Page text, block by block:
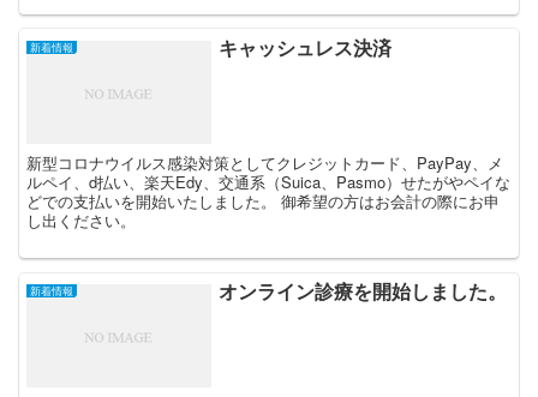
新着情報 キャッシュレス決済
新型コロナウイルス感染対策としてクレジットカード、PayPay、メ
ルペイ、d払い、楽天Edy、交通系（Suica、Pasmo）せたがやペイな
どでの支払いを開始いたしました。 御希望の方はお会計の際にお申
し出ください。
新着情報 オンライン診療を開始しました。